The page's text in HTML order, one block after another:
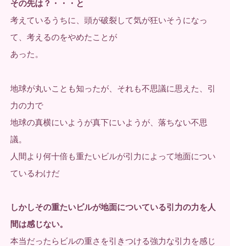
その先は？・・・と
考えているうちに、頭が破裂して気が狂いそうになっ
て、考えるのをやめたことが
あった。
地球が丸いことも知ったが、それも不思議に思えた、引
力の力で
地球の真横にいようが真下にいようが、落ちない不思
議。
人間より何十倍も重たいビルが引力によって地面につい
ているわけだ
しかしその重たいビルが地面についている引力の力を人
間は感じない。
本当だったらビルの重さを引きつける強力な引力を感じ